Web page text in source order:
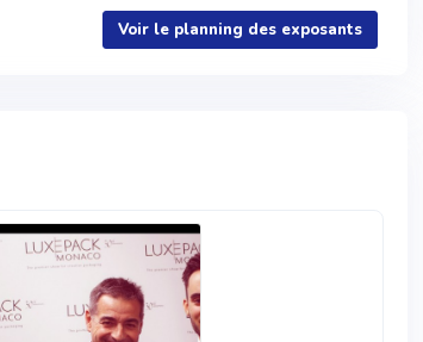
Voir le planning des exposants